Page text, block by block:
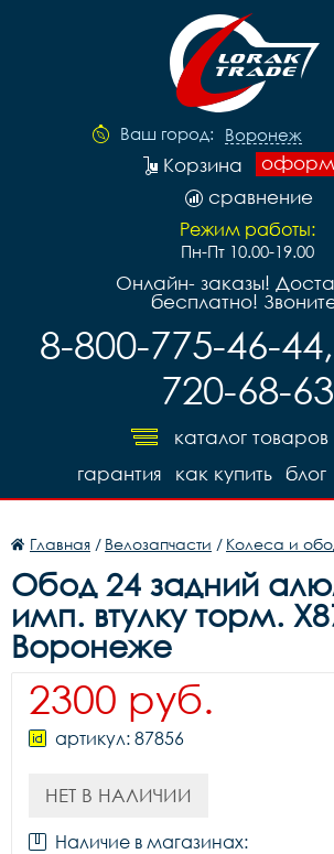
Ваш город: Воронеж
Корзина
сравнение
Режим работы:
Пн-Пт 10.00-19.00
Онлайн- заказы!
бесплатно!
8-800-775-46-
720-68-63
каталог товаров
блог
как купить
гарантия
Главная / Велозапчасти / Колеса и
Обод 24 задний
имп. втулку торм.
Воронеже
2300 руб.
артикул: 87856
НЕТ В НАЛИЧИИ
Наличие в магазинах: